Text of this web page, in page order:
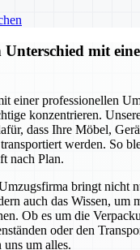
Unterschied mit
einer professionellen
konzentrieren.
dass Ihre Möbel,
werden. So
nach Plan.
bringt nicht
auch das Wissen, um
Ob es um die
oder den
um alles.